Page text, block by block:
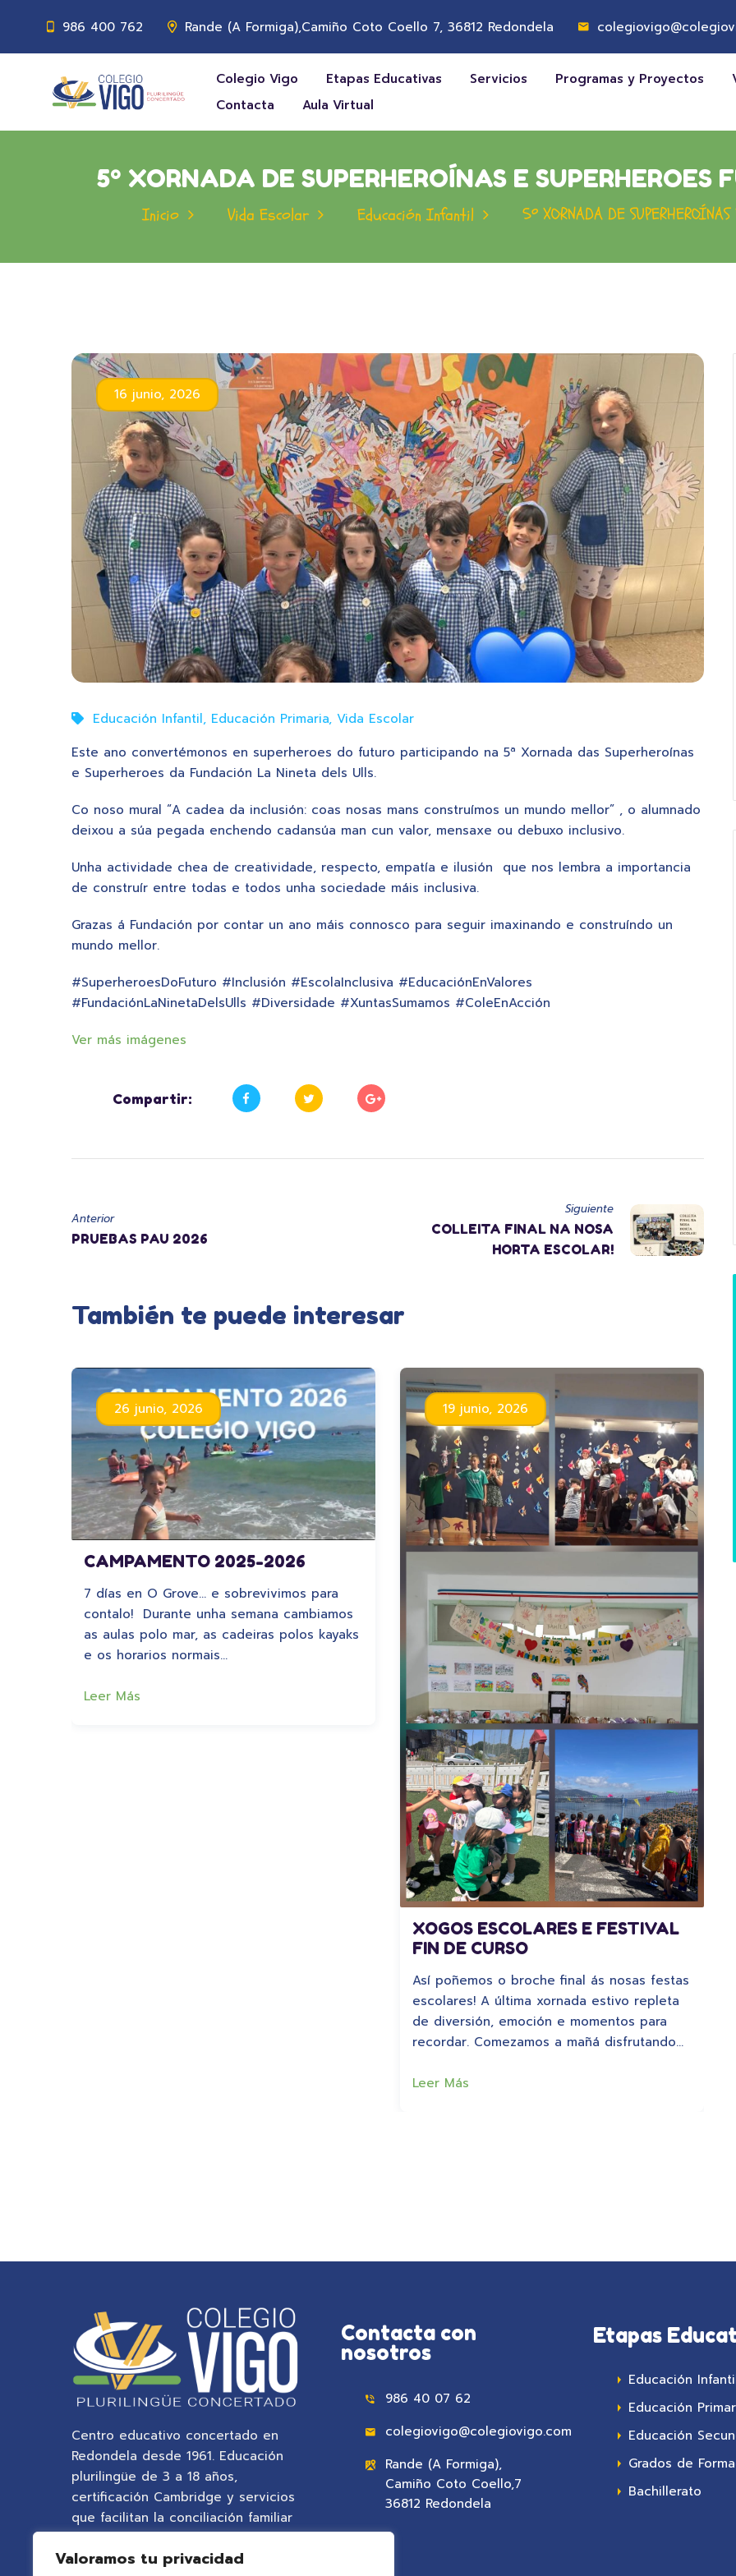
Valoramos tu privacidad
986 400 762 Rande (A Formiga),Camiño Coto Coello 7, 36812 Redondela
Colegio Vigo Etapas Educativas Servicios Programas y Proyectos
Contacta
Aula Virtual
5º XORNADA DE SUPERHEROÍNAS E
Inicio Vida Escolar Educación Infantil 5º XORNADA DE
16 junio, 2026
Educación Infantil, Educación Primaria, Vida Escolar
Este ano convertémonos en superheroes do futuro participando na 5ª Xornada das Superheroínas
e Superheroes da Fundación La Nineta dels Ulls.
Co noso mural “A cadea da inclusión: coas nosas mans construímos un mundo mellor” , o alumnado
deixou a súa pegada enchendo cadansúa man cun valor, mensaxe ou debuxo inclusivo.
Unha actividade chea de creatividade, respecto, empatía e ilusión que nos lembra a importancia
de construír entre todas e todos unha sociedade máis inclusiva.
Grazas á Fundación por contar un ano máis connosco para seguir imaxinando e construíndo un
mundo mellor.
#SuperheroesDoFuturo #Inclusión #EscolaInclusiva #EducaciónEnValores
#FundaciónLaNinetaDelsUlls #Diversidade #XuntasSumamos #ColeEnAcción
Ver más imágenes
Compartir:
Anterior
PRUEBAS PAU 2026
Siguiente
COLLEITA FINAL NA NOSA
HORTA ESCOLAR!
También te puede interesar
26 junio, 2026
CAMPAMENTO 2025-2026
7 días en O Grove… e sobrevivimos para
contalo! Durante unha semana cambiamos
as aulas polo mar, as cadeiras polos kayaks
e os horarios normais…
Leer Más
19 junio, 2026
XOGOS ESCOLARES E FESTIVAL
FIN DE CURSO
Así poñemos o broche final ás nosas festas
escolares! A última xornada estivo repleta
de diversión, emoción e momentos para
recordar. Comezamos a mañá disfrutando…
Leer Más
Centro educativo concertado en
Redondela desde 1961. Educación
plurilingüe de 3 a 18 años,
certificación Cambridge y servicios
que facilitan la conciliación familiar
Contacta con
nosotros
986 40 07 62
colegiovigo@colegiovigo.com
Rande (A Formiga),
Camiño Coto Coello,7
36812 Redondela
Etapas
Educación
Educación
Educación
Grados de
Bachillerato